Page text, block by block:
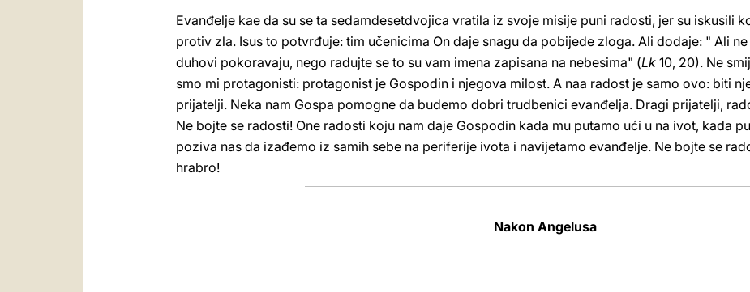
Evanđelje kae da su se ta sedamdesetdvojica vratila iz svoje misije puni radosti, jer su iskusili
protiv zla. Isus to potvrđuje: tim učenicima On daje snagu da pobijede zloga. Ali dodaje: " Ali ne
duhovi pokoravaju, nego radujte se to su vam imena zapisana na nebesima" (Lk 10, 20). Ne
smo mi protagonisti: protagonist je Gospodin i njegova milost. A naa radost je samo ovo: biti
prijatelji. Neka nam Gospa pomogne da budemo dobri trudbenici evanđelja. Dragi prijatelji,
Ne bojte se radosti! One radosti koju nam daje Gospodin kada mu putamo ući u na ivot, kada
poziva nas da izađemo iz samih sebe na periferije ivota i navijetamo evanđelje. Ne bojte se
hrabro!
Nakon Angelusa